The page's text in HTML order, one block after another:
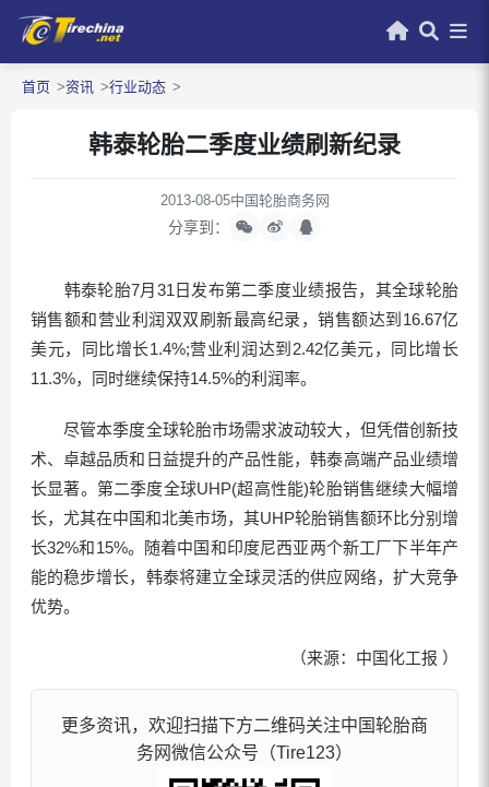
首页 资讯 行业动态
韩泰轮胎二季度业绩刷新纪录
2013-08-05中国轮胎商务网
分享到：
韩泰轮胎7月31日发布第二季度业绩报告，其全球轮胎
销售额和营业利润双双刷新最高纪录，销售额达到16.67亿
美元，同比增长1.4%;营业利润达到2.42亿美元，同比增长
11.3%，同时继续保持14.5%的利润率。
尽管本季度全球轮胎市场需求波动较大，但凭借创新技
术、卓越品质和日益提升的产品性能，韩泰高端产品业绩增
长显著。第二季度全球UHP(超高性能)轮胎销售继续大幅增
长，尤其在中国和北美市场，其UHP轮胎销售额环比分别增
长32%和15%。随着中国和印度尼西亚两个新工厂下半年产
能的稳步增长，韩泰将建立全球灵活的供应网络，扩大竞争
优势。
（来源：中国化工报 ）
更多资讯，欢迎扫描下方二维码关注中国轮胎商
务网微信公众号（Tire123）